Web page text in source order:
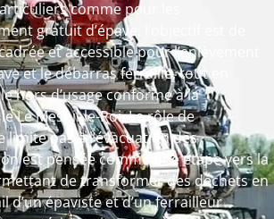
comme pour les
gratuit d’épave, l’objectif est de
et accessible pour l’enlèvement
et le débarras ferraille, tout en
hors d’usage conforme à la
Le Mesnil-le-Roi. Le rôle de
limite pas à l’évacuation des
est pensée comme une étape vers la
de transformer des déchets en
d’un épaviste et d’un ferrailleur